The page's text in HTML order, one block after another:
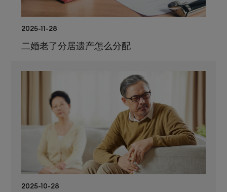
2025-11-28
二婚老了分居遗产怎么分配
2025-10-28